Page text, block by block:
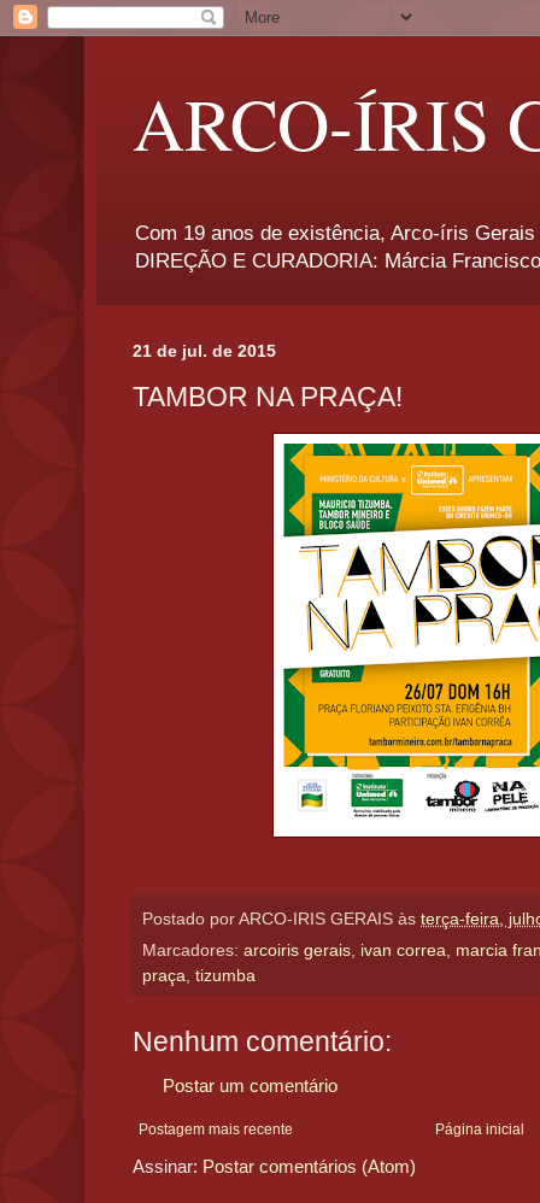
ARCO-ÍRIS
Com 19 anos de existência, Arco-íris
DIREÇÃO E CURADORIA: Márcia
21 de jul. de 2015
TAMBOR NA PRAÇA!
Postado por ARCO-IRIS GERAIS às terça-feira,
Marcadores: arcoiris gerais, ivan correa, marcia
praça, tizumba
Nenhum comentário:
Postar um comentário
Postagem mais recente Página inicial
Assinar: Postar comentários (Atom)